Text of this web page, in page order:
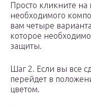
Просто кликните на
необходимого
вам четыре
которое
защиты.
Шаг 2. Если вы все
перейдет в
цветом.